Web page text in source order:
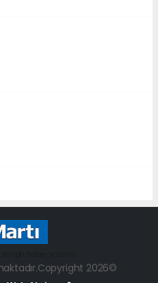
2026©